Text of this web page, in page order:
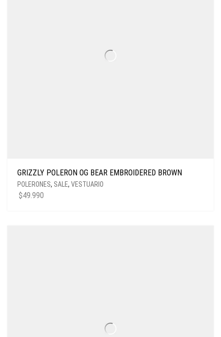
GRIZZLY POLERON OG BEAR EMBROIDERED BROWN
POLERONES, SALE, VESTUARIO
$49.990